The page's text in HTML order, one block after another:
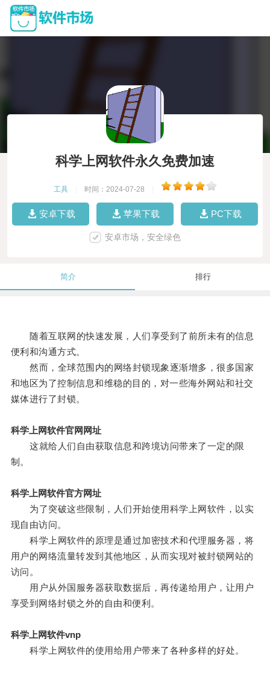
科学上网软件永久免费加速
工具 时间：2024-07-28
安卓下载 苹果下载 PC下载
安卓市场，安全绿色
简介 排行
随着互联网的快速发展，人们享受到了前所未有的信息
便利和沟通方式。
然而，全球范围内的网络封锁现象逐渐增多，很多国家
和地区为了控制信息和维稳的目的，对一些海外网站和社交
媒体进行了封锁。
科学上网软件官网网址
这就给人们自由获取信息和跨境访问带来了一定的限
制。
科学上网软件官方网址
为了突破这些限制，人们开始使用科学上网软件，以实
现自由访问。
科学上网软件的原理是通过加密技术和代理服务器，将
用户的网络流量转发到其他地区，从而实现对被封锁网站的
访问。
用户从外国服务器获取数据后，再传递给用户，让用户
享受到网络封锁之外的自由和便利。
科学上网软件vnp
科学上网软件的使用给用户带来了各种多样的好处。